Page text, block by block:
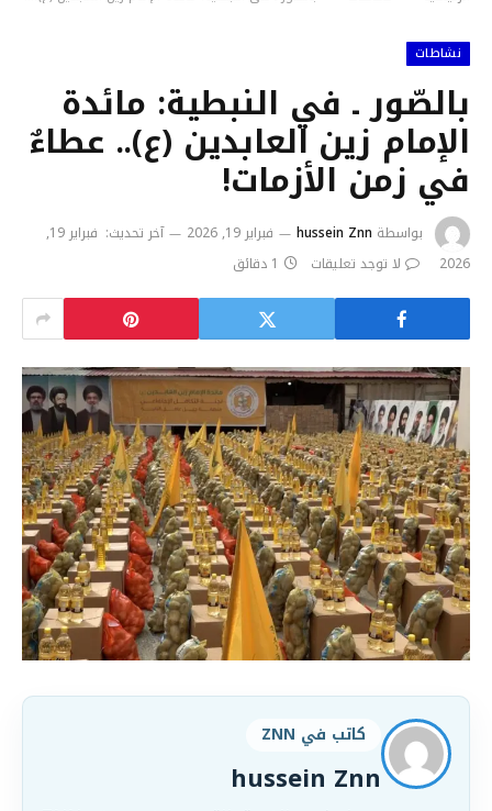
نشاطات
بالصّور ـ في النبطية: مائدة
الإمام زين العابدين (ع).. عطاءٌ
في زمن الأزمات!
بواسطة hussein Znn فبراير 19, 2026 آخر تحديث:
فبراير 19,
2026
لا توجد تعليقات 1 دقائق
كاتب في ZNN
hussein Znn